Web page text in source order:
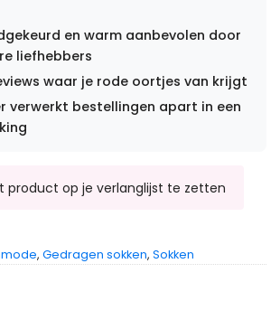
en warm aanbevolen door
liefhebbers
waar je rode oortjes van krijgt
verwerkt bestellingen apart in een
, Gedragen sokken, Sokken